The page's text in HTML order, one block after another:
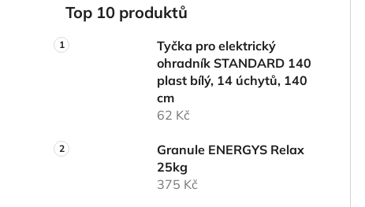
Top 10 produktů
Tyčka pro elektrický
ohradník STANDARD 140
plast bílý, 14 úchytů, 140
cm
62 Kč
Granule ENERGYS Relax
25kg
375 Kč